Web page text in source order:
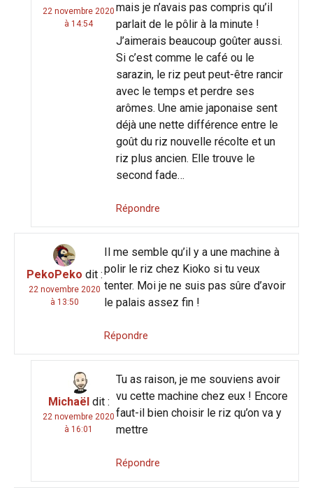
22 novembre 2020
à 14:54
mais je n’avais pas compris qu’il
parlait de le pôlir à la minute !
J’aimerais beaucoup goûter aussi.
Si c’est comme le café ou le
sarazin, le riz peut peut-être rancir
avec le temps et perdre ses
arômes. Une amie japonaise sent
déjà une nette différence entre le
goût du riz nouvelle récolte et un
riz plus ancien. Elle trouve le
second fade…
Répondre
PekoPeko dit :
22 novembre 2020
à 13:50
Il me semble qu’il y a une machine à
polir le riz chez Kioko si tu veux
tenter. Moi je ne suis pas sûre d’avoir
le palais assez fin !
Répondre
Michaël dit :
22 novembre 2020
à 16:01
Tu as raison, je me souviens avoir
vu cette machine chez eux ! Encore
faut-il bien choisir le riz qu’on va y
mettre
Répondre